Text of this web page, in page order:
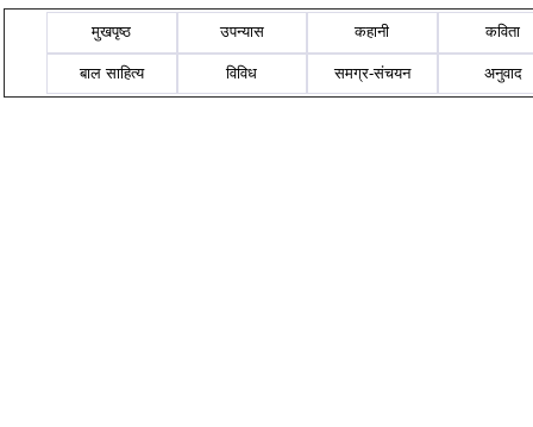
मुखपृष्ठ उपन्यास कहानी कविता
बाल साहित्य विविध समग्र-संचयन अनुवाद